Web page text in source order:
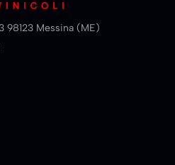
98123 Messina (ME)